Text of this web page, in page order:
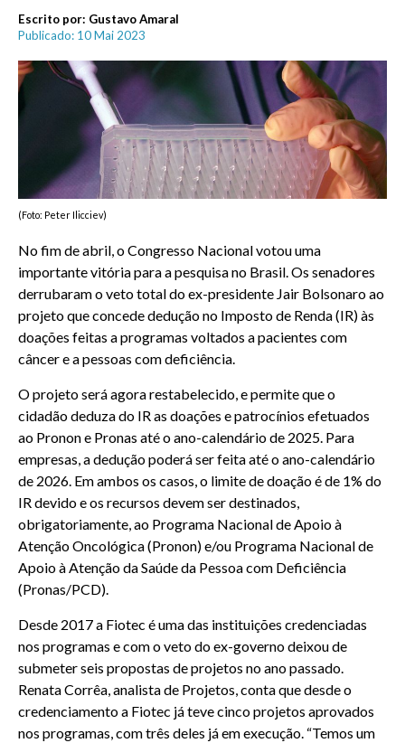
Escrito por: Gustavo Amaral
Publicado: 10 Mai 2023
(Foto: Peter Ilicciev)
No fim de abril, o Congresso Nacional votou uma
importante vitória para a pesquisa no Brasil. Os senadores
derrubaram o veto total do ex-presidente Jair Bolsonaro ao
projeto que concede dedução no Imposto de Renda (IR) às
doações feitas a programas voltados a pacientes com
câncer e a pessoas com deficiência.
O projeto será agora restabelecido, e permite que o
cidadão deduza do IR as doações e patrocínios efetuados
ao Pronon e Pronas até o ano-calendário de 2025. Para
empresas, a dedução poderá ser feita até o ano-calendário
de 2026. Em ambos os casos, o limite de doação é de 1% do
IR devido e os recursos devem ser destinados,
obrigatoriamente, ao Programa Nacional de Apoio à
Atenção Oncológica (Pronon) e/ou Programa Nacional de
Apoio à Atenção da Saúde da Pessoa com Deficiência
(Pronas/PCD).
Desde 2017 a Fiotec é uma das instituições credenciadas
nos programas e com o veto do ex-governo deixou de
submeter seis propostas de projetos no ano passado.
Renata Corrêa, analista de Projetos, conta que desde o
credenciamento a Fiotec já teve cinco projetos aprovados
nos programas, com três deles já em execução. “Temos um